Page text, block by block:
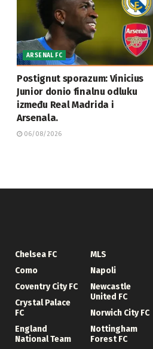
ARSENAL FC
Postignut sporazum: Vinicius
Junior donio finalnu odluku
između Real Madrida i
Arsenala.
06/08/2026
Chelsea FC
Como
Coventry City FC
Crystal Palace
FC
England
National Team
MLS
Napoli
Newcastle
United FC
Norwich City FC
Nottingham
Forest FC